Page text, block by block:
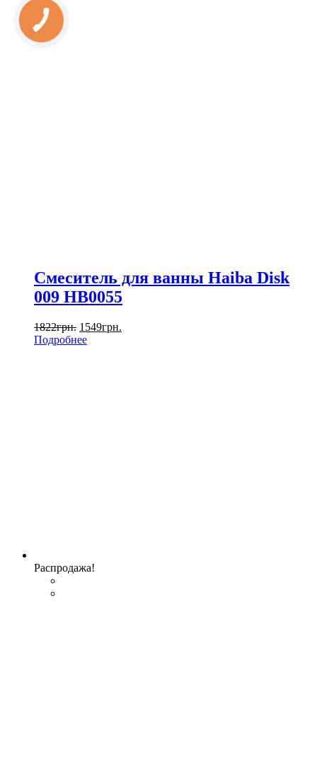
Смеситель для ванны Haiba Disk
009 HB0055
1822грн. 1549грн.
Подробнее
Распродажа!